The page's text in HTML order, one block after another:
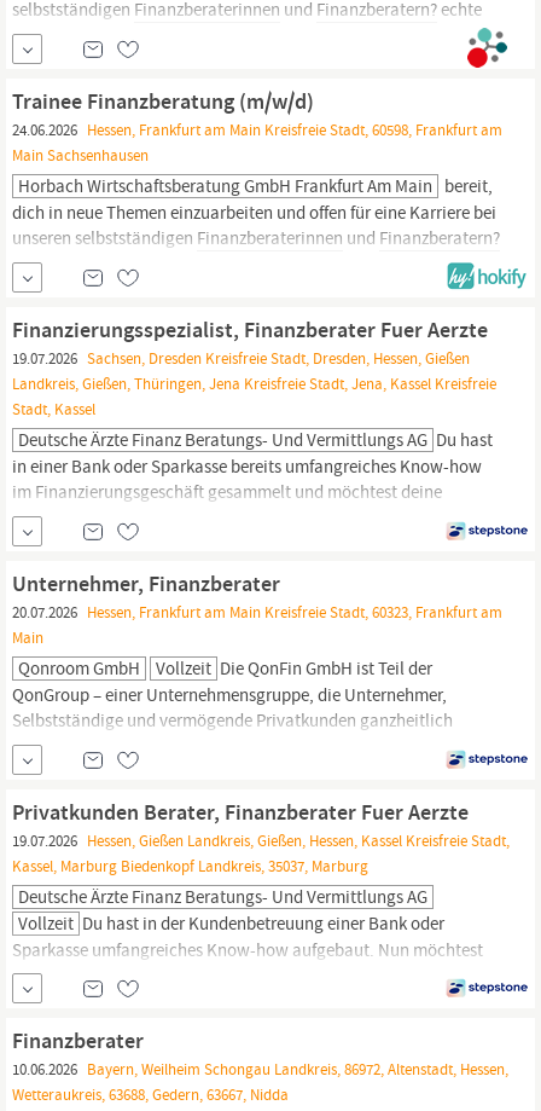
selbstständigen Finanzberaterinnen und Finanzberatern?echte
Berufserfahrung sowie Training on the Job durch unser
Mentoring-Programm. Finanzwissen von dem du auch persönlich
profitieren kannst. eine sinnstiftende Tätigkeit, mit der du
finanzielle Bildung...
Trainee Finanzberatung (m/w/d)
24.06.2026 Hessen, Frankfurt am Main Kreisfreie Stadt, 60598, Frankfurt am
Main Sachsenhausen
Horbach Wirtschaftsberatung GmbH Frankfurt Am Main bereit,
dich in neue Themen einzuarbeiten und offen für eine Karriere bei
unseren selbstständigen Finanzberaterinnen und Finanzberatern?
BENEFITS Dann bieten wir dir: echte Berufserfahrung sowie
Training on t
Finanzierungsspezialist, Finanzberater Fuer Aerzte
19.07.2026 Sachsen, Dresden Kreisfreie Stadt, Dresden, Hessen, Gießen
Landkreis, Gießen, Thüringen, Jena Kreisfreie Stadt, Jena, Kassel Kreisfreie
Stadt, Kassel
Deutsche Ärzte Finanz Beratungs- Und Vermittlungs AG Du hast
in einer Bank oder Sparkasse bereits umfangreiches Know-how
im Finanzierungsgeschäft gesammelt und möchtest deine
Karriere nun selbst gestalten – statt fremdbestimmt von starren
Bankstrukturen und Hierarchien zu sein? Oder du arbeitest bereits
Zielgruppe mit hohem...
Unternehmer, Finanzberater
20.07.2026 Hessen, Frankfurt am Main Kreisfreie Stadt, 60323, Frankfurt am
Main
Qonroom GmbH Vollzeit Die QonFin GmbH ist Teil der
QonGroup – einer Unternehmensgruppe, die Unternehmer,
Selbstständige und vermögende Privatkunden ganzheitlich
begleitet. Gemeinsam mit unseren Schwesterunternehmen aus
den Bereichen Steuerberatung, Vermögensverwaltung,
Spezialisierungen schaffen wir Lösungen, die weit über
klassische...
Privatkunden Berater, Finanzberater Fuer Aerzte
19.07.2026 Hessen, Gießen Landkreis, Gießen, Hessen, Kassel Kreisfreie Stadt,
Kassel, Marburg Biedenkopf Landkreis, 35037, Marburg
Deutsche Ärzte Finanz Beratungs- Und Vermittlungs AG
Vollzeit Du hast in der Kundenbetreuung einer Bank oder
Sparkasse umfangreiches Know-how aufgebaut. Nun möchtest
du deine eigenen Karriereziele verfolgen, statt vorgegebene
Absatzziele zu erfüllen? Dann bist du bei uns richtig. Die Deutsche
zur apoBank. Sie ist Deutschlands größter Finanzdienstleister für
Ärzt:innen,...
Finanzberater
10.06.2026 Bayern, Weilheim Schongau Landkreis, 86972, Altenstadt, Hessen,
Wetteraukreis, 63688, Gedern, 63667, Nidda